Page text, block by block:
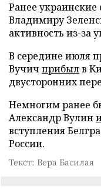
Ранее
Владимиру
активность из-за
В середине июля
Вучич прибылв
двусторонних
Немногим ранее
Александр Вулин
вступления
России.
Текст: Вера Басилая